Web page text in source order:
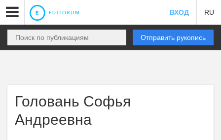
ВХОД RU
Отправить рукопись
Головань Софья
Андреевна